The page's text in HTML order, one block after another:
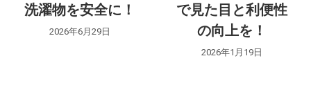
ョ
洗濯物を安全に！
2026年6月29日
で見た目と利便性
の向上を！
2026年1月19日